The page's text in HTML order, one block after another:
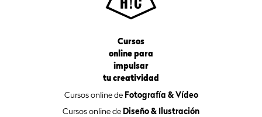
Cursos
online para
impulsar
tu creatividad
Cursos online de Fotografía & Vídeo
Cursos online de Diseño & Ilustración